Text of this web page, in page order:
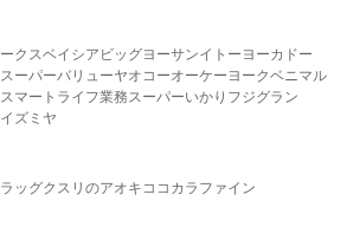
クスベイシア ビッグヨーサンイトーヨーカドー
スーパーバリューヤオコーオーケー ヨークベニマル
マート ライフ業務スーパーいかり フジグラン
イズミヤ
ッグクスリのアオキ ココカラファイン